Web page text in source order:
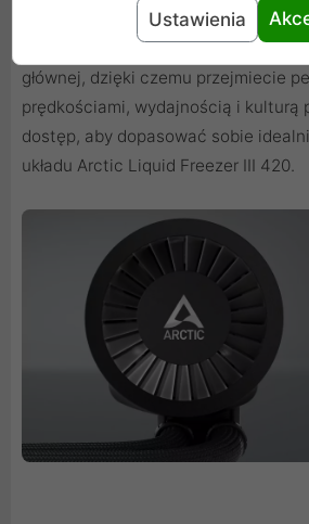
możecie podłączyć zasilanie
oraz wentylatorów pod 3 osobne
głównej, dzięki czemu przejmiecie
prędkościami, wydajnością i kulturą
dostęp, aby dopasować sobie
układu Arctic Liquid Freezer III 420.
Ustawienia